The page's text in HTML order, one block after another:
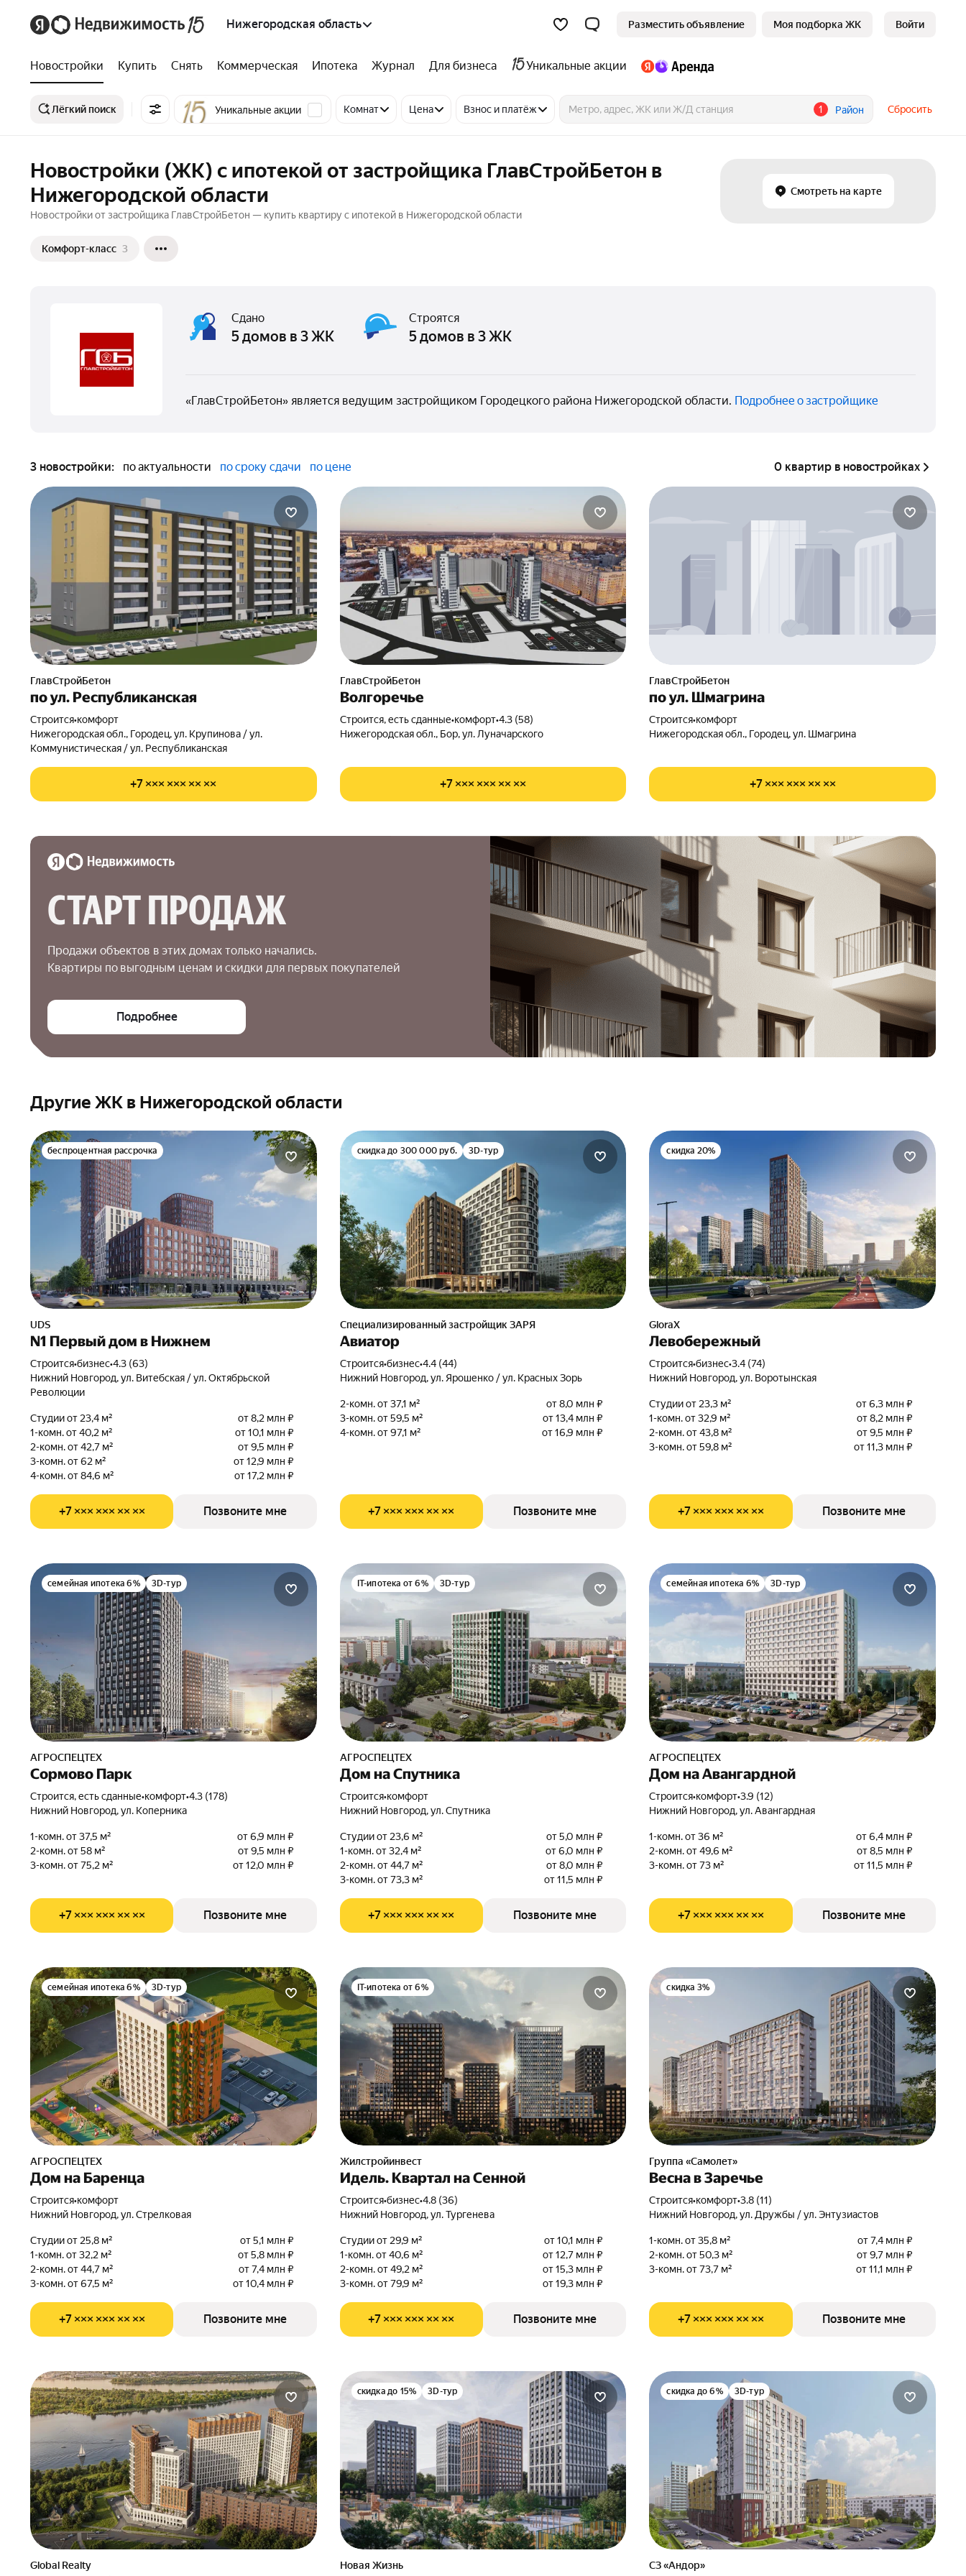
Нижегородская область Разместить объявление Моя подборка ЖК Войти
Новостройки Купить Снять Коммерческая Ипотека Журнал Для бизнеса Уникальные акции
Лёгкий поиск Уникальные акции Комнат Цена Взнос и платёж 1 Район Сбросить
Новостройки (ЖК) с ипотекой от застройщика ГлавСтройБетон в
Нижегородской области
Новостройки от застройщика ГлавСтройБетон — купить квартиру с ипотекой в Нижегородской области
Комфорт-класс 3
Смотреть на карте
Сдано
5 домов в 3 ЖК
Строятся
5 домов в 3 ЖК
«ГлавСтройБетон» является ведущим застройщиком Городецкого района Нижегородской области. Подробнее о застройщике
3 новостройки: по актуальности по сроку сдачи по цене 0 квартир в новостройках
ГлавСтройБетон
по ул. Республиканская
Строится•комфорт
Нижегородская обл., Городец, ул. Крупинова / ул.
Коммунистическая / ул. Республиканская
+7 ××× ××× ×× ××
ГлавСтройБетон
Волгоречье
Строится, есть сданные•комфорт•4.3 (58)
Нижегородская обл., Бор, ул. Луначарского
+7 ××× ××× ×× ××
ГлавСтройБетон
по ул. Шмагрина
Строится•комфорт
Нижегородская обл., Городец, ул. Шмагрина
+7 ××× ××× ×× ××
СТАРТ ПРОДАЖ
Продажи объектов в этих домах только начались.
Квартиры по выгодным ценам и скидки для первых покупателей
Подробнее
Другие ЖК в Нижегородской области
беспроцентная рассрочка
UDS
N1 Первый дом в Нижнем
Строится•бизнес•4.3 (63)
Нижний Новгород, ул. Витебская / ул. Октябрьской
Революции
Студии от 23,4 м²
от 8,2 млн ₽
1-комн. от 40,2 м²
от 10,1 млн ₽
2-комн. от 42,7 м²
от 9,5 млн ₽
3-комн. от 62 м²
от 12,9 млн ₽
4-комн. от 84,6 м²
от 17,2 млн ₽
+7 ××× ××× ×× ×× Позвоните мне
скидка до 300 000 руб. 3D-тур
Специализированный застройщик ЗАРЯ
Авиатор
Строится•бизнес•4.4 (44)
Нижний Новгород, ул. Ярошенко / ул. Красных Зорь
2-комн. от 37,1 м²
от 8,0 млн ₽
3-комн. от 59,5 м²
от 13,4 млн ₽
4-комн. от 97,1 м²
от 16,9 млн ₽
+7 ××× ××× ×× ×× Позвоните мне
скидка 20%
GloraX
Левобережный
Строится•бизнес•3.4 (74)
Нижний Новгород, ул. Воротынская
Студии от 23,3 м²
от 6,3 млн ₽
1-комн. от 32,9 м²
от 8,2 млн ₽
2-комн. от 43,8 м²
от 9,5 млн ₽
3-комн. от 59,8 м²
от 11,3 млн ₽
+7 ××× ××× ×× ×× Позвоните мне
семейная ипотека 6% 3D-тур
АГРОСПЕЦТЕХ
Сормово Парк
Строится, есть сданные•комфорт•4.3 (178)
Нижний Новгород, ул. Коперника
1-комн. от 37,5 м²
от 6,9 млн ₽
2-комн. от 58 м²
от 9,5 млн ₽
3-комн. от 75,2 м²
от 12,0 млн ₽
+7 ××× ××× ×× ×× Позвоните мне
IT-ипотека от 6% 3D-тур
АГРОСПЕЦТЕХ
Дом на Спутника
Строится•комфорт
Нижний Новгород, ул. Спутника
Студии от 23,6 м²
от 5,0 млн ₽
1-комн. от 32,4 м²
от 6,0 млн ₽
2-комн. от 44,7 м²
от 8,0 млн ₽
3-комн. от 73,3 м²
от 11,5 млн ₽
+7 ××× ××× ×× ×× Позвоните мне
семейная ипотека 6% 3D-тур
АГРОСПЕЦТЕХ
Дом на Авангардной
Строится•комфорт•3.9 (12)
Нижний Новгород, ул. Авангардная
1-комн. от 36 м²
от 6,4 млн ₽
2-комн. от 49,6 м²
от 8,5 млн ₽
3-комн. от 73 м²
от 11,5 млн ₽
+7 ××× ××× ×× ×× Позвоните мне
семейная ипотека 6% 3D-тур
АГРОСПЕЦТЕХ
Дом на Баренца
Строится•комфорт
Нижний Новгород, ул. Стрелковая
Студии от 25,8 м²
от 5,1 млн ₽
1-комн. от 32,2 м²
от 5,8 млн ₽
2-комн. от 44,7 м²
от 7,4 млн ₽
3-комн. от 67,5 м²
от 10,4 млн ₽
+7 ××× ××× ×× ×× Позвоните мне
IT-ипотека от 6%
Жилстройинвест
Идель. Квартал на Сенной
Строится•бизнес•4.8 (36)
Нижний Новгород, ул. Тургенева
Студии от 29,9 м²
от 10,1 млн ₽
1-комн. от 40,6 м²
от 12,7 млн ₽
2-комн. от 49,2 м²
от 15,3 млн ₽
3-комн. от 79,9 м²
от 19,3 млн ₽
+7 ××× ××× ×× ×× Позвоните мне
скидка 3%
Группа «Самолет»
Весна в Заречье
Строится•комфорт•3.8 (11)
Нижний Новгород, ул. Дружбы / ул. Энтузиастов
1-комн. от 35,8 м²
от 7,4 млн ₽
2-комн. от 50,3 м²
от 9,7 млн ₽
3-комн. от 73,7 м²
от 11,1 млн ₽
+7 ××× ××× ×× ×× Позвоните мне
Global Realty
скидка до 15% 3D-тур
Новая Жизнь
скидка до 6% 3D-тур
СЗ «Андор»